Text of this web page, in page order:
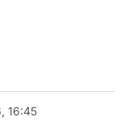
16:45